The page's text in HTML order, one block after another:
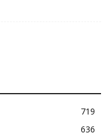
719
636